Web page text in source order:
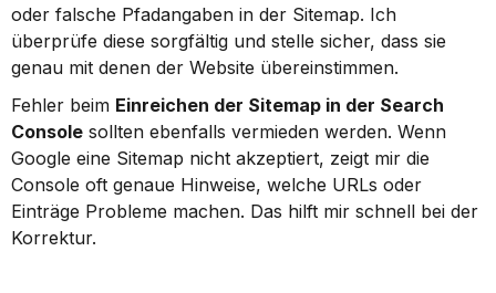
oder falsche Pfadangaben in der Sitemap. Ich
überprüfe diese sorgfältig und stelle sicher, dass sie
genau mit denen der Website übereinstimmen.
Fehler beim Einreichen der Sitemap in der Search
Console sollten ebenfalls vermieden werden. Wenn
Google eine Sitemap nicht akzeptiert, zeigt mir die
Console oft genaue Hinweise, welche URLs oder
Einträge Probleme machen. Das hilft mir schnell bei der
Korrektur.